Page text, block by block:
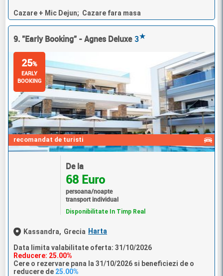
Cazare + Mic Dejun; Cazare fara masa
9. "Early Booking" - Agnes Deluxe 3★
recomandat de turisti
25%
EARLY
BOOKING
De la
68 Euro
persoana/noapte
transport individual
Disponibilitate In Timp Real
Kassandra, Grecia Harta
Data limita valabilitate oferta: 31/10/2026
Reducere: 25.00%
Cere o rezervare pana la 31/10/2026 si beneficiezi de o
reducere de 25.00%